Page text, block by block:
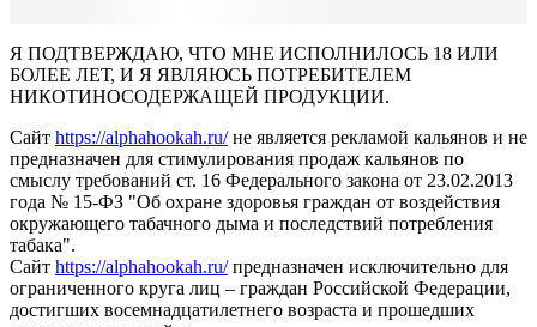
Я ПОДТВЕРЖДАЮ, ЧТО МНЕ ИСПОЛНИЛОСЬ 18 ИЛИ
БОЛЕЕ ЛЕТ, И Я ЯВЛЯЮСЬ ПОТРЕБИТЕЛЕМ
НИКОТИНОСОДЕРЖАЩЕЙ ПРОДУКЦИИ.
Сайт https://alphahookah.ru/не является рекламой кальянов и не
предназначен для стимулирования продаж кальянов по
смыслу требований ст. 16 Федерального закона от 23.02.2013
года № 15-ФЗ "Об охране здоровья граждан от воздействия
окружающего табачного дыма и последствий потребления
табака".
Сайт https://alphahookah.ru/предназначен исключительно для
ограниченного круга лиц – граждан Российской Федерации,
достигших восемнадцатилетнего возраста и прошедших